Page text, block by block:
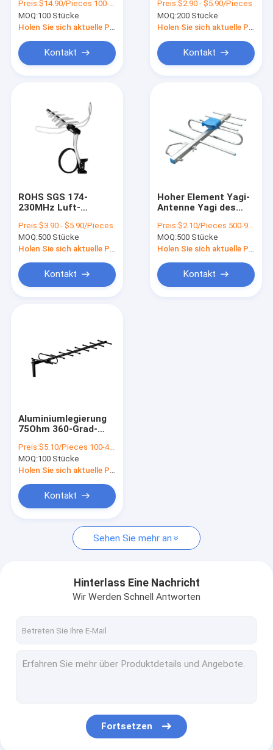
Qualitätskontrolle
Treten Sie mit uns in Verbindung
VR Show
Auto Fernsehantenne
VHF-UHFmobilantenne
COLUMBIUM Autoradio-Antenne
VHF Marine Antenna
Antenne 868mhz
Lange Strecke Wifi-Antenne
Verstärkte Fernsehantenne
Antennen-Zusätze
WIFI-Antenne
externe
Fernsehantenne
Preis:$14.90/Pieces 100-499 Pieces
MOQ:100 Stücke
Holen Sie sich aktuelle Preis
Kontakt
Freien
Preis:$2.90 - $5.90/Pieces
MOQ:200 Stücke
Holen Sie sich aktuelle Preis
Kontakt
ROHS SGS 174-
230MHz Luft-
Fernsehantenne
Yagi-Fernsehen-mit
Mast
Preis:$3.90 - $5.90/Pieces
MOQ:500 Stücke
Holen Sie sich aktuelle Preis
Kontakt
Hoher Element Yagi-
Antenne Yagi des
Satelliten-Hd-
Antenne
Preis:$2.10/Pieces 500-999 Pieces
MOQ:500 Stücke
Holen Sie sich aktuelle Preis
Kontakt
Aluminiumlegierung
75Ohm 360-Grad-
Fernsehantenne im
Freien externe
Fernsehantenne
Preis:$5.10/Pieces 100-499 Pieces
MOQ:100 Stücke
Holen Sie sich aktuelle Preis
Kontakt
Sehen Sie mehr an
Hinterlass Eine Nachricht
Wir Werden Schnell Antworten
Fortsetzen